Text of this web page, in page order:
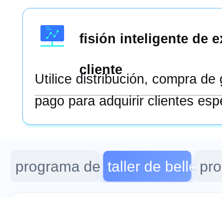
fisión inteligente de
cliente
Utilice distribución, compra de
pago para adquirir clientes
programa de belleza médica
taller de belleza